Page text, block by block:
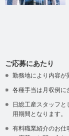
ご応募にあたり
勤務地により内容が
各種手当は月収例に
日総工産スタッフ
用期間となります。
有料職業紹介のお仕